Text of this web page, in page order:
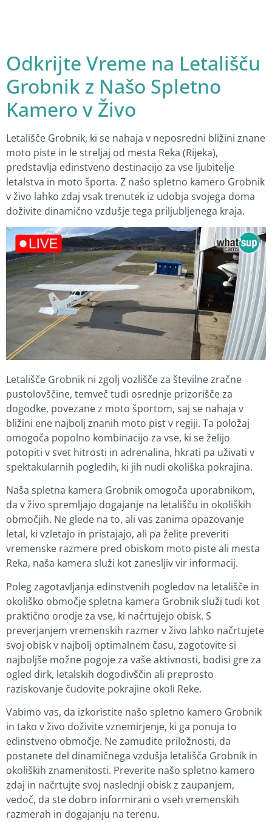
Odkrijte Vreme na Letališču
Grobnik z Našo Spletno
Kamero v Živo
Letališče Grobnik, ki se nahaja v neposredni bližini znane
moto piste in le streljaj od mesta Reka (Rijeka),
predstavlja edinstveno destinacijo za vse ljubitelje
letalstva in moto športa. Z našo spletno kamero Grobnik
v živo lahko zdaj vsak trenutek iz udobja svojega doma
doživite dinamično vzdušje tega priljubljenega kraja.
Letališče Grobnik ni zgolj vozlišče za številne zračne
pustolovščine, temveč tudi osrednje prizorišče za
dogodke, povezane z moto športom, saj se nahaja v
bližini ene najbolj znanih moto pist v regiji. Ta položaj
omogoča popolno kombinacijo za vse, ki se želijo
potopiti v svet hitrosti in adrenalina, hkrati pa uživati v
spektakularnih pogledih, ki jih nudi okoliška pokrajina.
Naša spletna kamera Grobnik omogoča uporabnikom,
da v živo spremljajo dogajanje na letališču in okoliških
območjih. Ne glede na to, ali vas zanima opazovanje
letal, ki vzletajo in pristajajo, ali pa želite preveriti
vremenske razmere pred obiskom moto piste ali mesta
Reka, naša kamera služi kot zanesljiv vir informacij.
Poleg zagotavljanja edinstvenih pogledov na letališče in
okoliško območje spletna kamera Grobnik služi tudi kot
praktično orodje za vse, ki načrtujejo obisk. S
preverjanjem vremenskih razmer v živo lahko načrtujete
svoj obisk v najbolj optimalnem času, zagotovite si
najboljše možne pogoje za vaše aktivnosti, bodisi gre za
ogled dirk, letalskih dogodivščin ali preprosto
raziskovanje čudovite pokrajine okoli Reke.
Vabimo vas, da izkoristite našo spletno kamero Grobnik
in tako v živo doživite vznemirjenje, ki ga ponuja to
edinstveno območje. Ne zamudite priložnosti, da
postanete del dinamičnega vzdušja letališča Grobnik in
okoliških znamenitosti. Preverite našo spletno kamero
zdaj in načrtujte svoj naslednji obisk z zaupanjem,
vedoč, da ste dobro informirani o vseh vremenskih
razmerah in dogajanju na terenu.